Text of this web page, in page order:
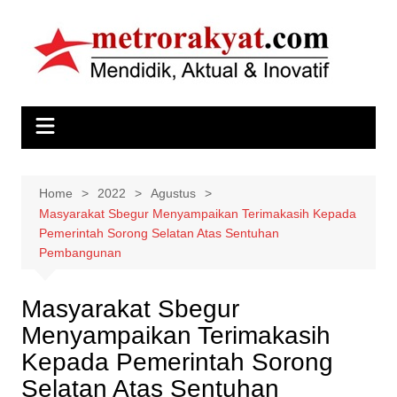
content
Home 2022
Agustus
Masyarakat Sbegur Menyampaikan Terimakasih Kepada
Pemerintah Sorong Selatan Atas Sentuhan
Pembangunan
Masyarakat Sbegur
Menyampaikan Terimakasih
Kepada Pemerintah Sorong
Selatan Atas Sentuhan